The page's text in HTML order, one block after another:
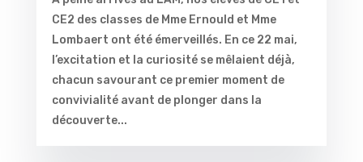
CE2 des classes de Mme Ernould et Mme
Lombaert ont été émerveillés. En ce 22 mai,
l’excitation et la curiosité se mêlaient déjà,
chacun savourant ce premier moment de
convivialité avant de plonger dans la
découverte...